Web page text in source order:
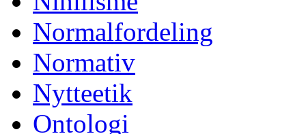
Normalfordeling
Normativ
Nytteetik
Ontologi